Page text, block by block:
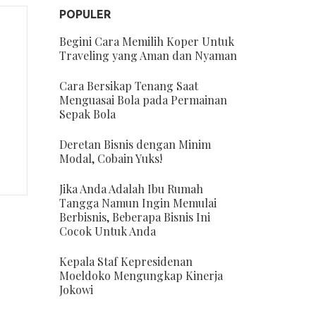
POPULER
Begini Cara Memilih Koper Untuk
Traveling yang Aman dan Nyaman
Cara Bersikap Tenang Saat
Menguasai Bola pada Permainan
Sepak Bola
Deretan Bisnis dengan Minim
Modal, Cobain Yuks!
Jika Anda Adalah Ibu Rumah
Tangga Namun Ingin Memulai
Berbisnis, Beberapa Bisnis Ini
Cocok Untuk Anda
Kepala Staf Kepresidenan
Moeldoko Mengungkap Kinerja
Jokowi